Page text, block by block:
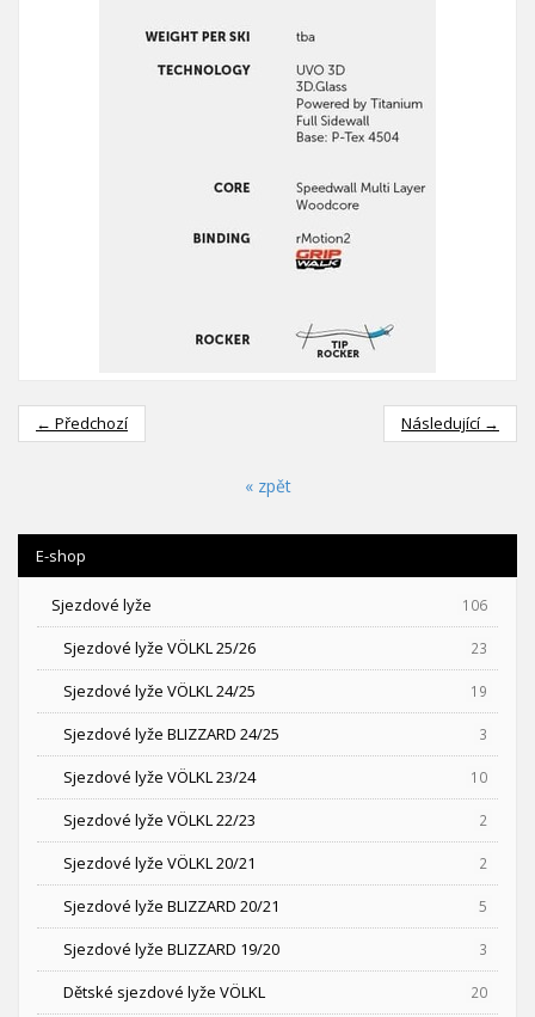
← Předchozí Následující →
« zpět
E-shop
Sjezdové lyže 106
Sjezdové lyže VÖLKL 25/26 23
Sjezdové lyže VÖLKL 24/25 19
Sjezdové lyže BLIZZARD 24/25 3
Sjezdové lyže VÖLKL 23/24 10
Sjezdové lyže VÖLKL 22/23 2
Sjezdové lyže VÖLKL 20/21 2
Sjezdové lyže BLIZZARD 20/21 5
Sjezdové lyže BLIZZARD 19/20 3
Dětské sjezdové lyže VÖLKL 20